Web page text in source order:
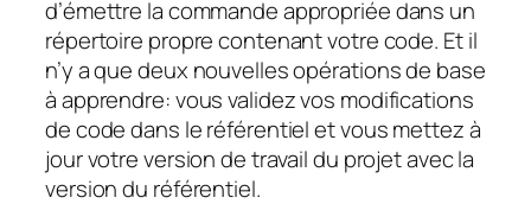
d’émettre la commande appropriée dans un
répertoire propre contenant votre code. Et il
n’y a que deux nouvelles opérations de base
à apprendre: vous validez vos modifications
de code dans le référentiel et vous mettez à
jour votre version de travail du projet avec la
version du référentiel.